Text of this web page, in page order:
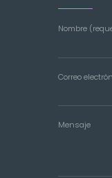
Nombre
Correo
Mensaje